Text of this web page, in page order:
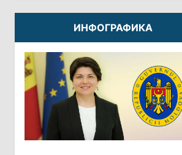
10:12/Безопасность
Молдова готовит программу по
укреплению обороны стоимостью
более 10 млрд леев на ближайшие
пять лет
4 августа 2026
15:15
Экономика
ИНФОГРАФИКА